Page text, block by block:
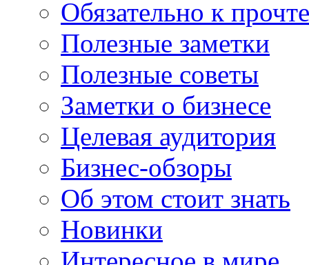
Обязательно к
Полезные заметки
Полезные советы
Заметки о бизнесе
Целевая аудитория
Бизнес-обзоры
Об этом стоит знать
Новинки